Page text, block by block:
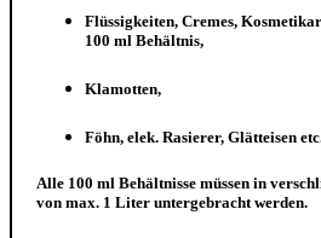
Flüssigkeiten, Cremes,
100 ml Behältnis,
Klamotten,
Föhn, elek. Rasierer, Glätteisen
Alle 100 ml Behältnisse müssen in
von max. 1 Liter untergebracht werden.